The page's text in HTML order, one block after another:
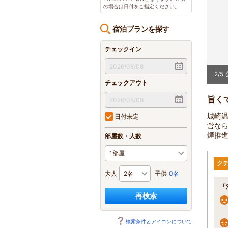
の場合は日付をご指定ください。
宿泊プランを探す
チェックイン
チェックアウト
日付未定
部屋数・人数
大人 子供 0名
再検索
検索条件とアイコンについて
2/5
旨く
城崎
営な
煙推
ク